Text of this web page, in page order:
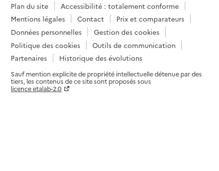
Plan du site
Accessibilité : totalement conforme
Mentions légales
Contact
Prix et comparateurs
Données personnelles
Gestion des cookies
Politique des cookies
Outils de communication
Partenaires
Historique des évolutions
Sauf mention explicite de propriété intellectuelle détenue par des
tiers, les contenus de ce site sont proposés sous
licence etalab-2.0